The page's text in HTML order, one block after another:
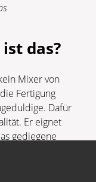
das?
Mixer von
Fertigung
Dafür
Er eignet
gediegene